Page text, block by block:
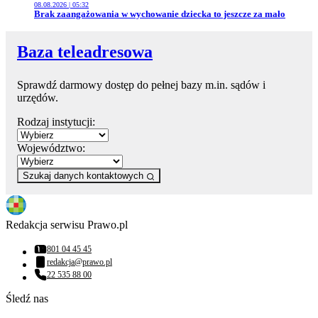
08.08.2026 | 05:32
Przejdź do artykułu:
Brak zaangażowania w wychowanie dziecka to jeszcze za mało
Baza teleadresowa
Sprawdź darmowy dostęp do pełnej bazy m.in. sądów i
urzędów.
Rodzaj instytucji:
Województwo:
Szukaj danych kontaktowych
Redakcja serwisu Prawo.pl
Numer telefonu:
801 04 45 45
Adres email:
redakcja@prawo.pl
Numer telefonu:
22 535 88 00
Śledź nas